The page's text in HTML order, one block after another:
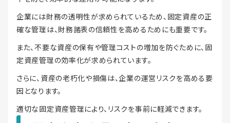
企業には財務の透明性が求められているため、固定資産の正
確な管理は、財務諸表の信頼性を高めるためにも重要です。
また、不要な資産の保有や管理コストの増加を防ぐために、固
定資産管理の効率化が求められています。
さらに、資産の老朽化や損傷は、企業の運営リスクを高める要
因となります。
適切な固定資産管理により、リスクを事前に軽減できます。